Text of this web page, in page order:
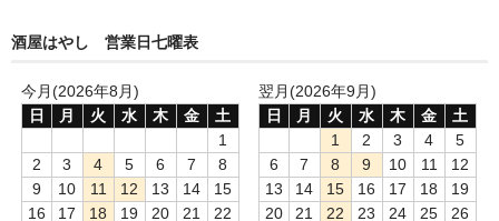
鶴見 大石酒造（鹿児島県阿久根市）
鉄輪 瑞鷹（熊本県熊本市）
自 然 派 ワ イ ン
France/ﾌﾗﾝｽ
酒屋はやし 営業日七曜表
今月(2026年8月)
日
月 火 水 木 金
土
1
2
3 4 5 6 7
8
9
10 11 12 13 14
15
16
17 18 19 20 21 22
翌月(2026年9月)
日
月 火 水 木 金
土
1
2 3 4
5
6
7 8 9 10 11
12
13
14 15 16 17 18
19
20
21 22 23 24 25 26